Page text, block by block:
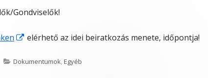
Gondviselők!
Opens
a
elérhető az idei beiratkozás menete, időpontja!
Categories
Dokumentumok,Egyéb